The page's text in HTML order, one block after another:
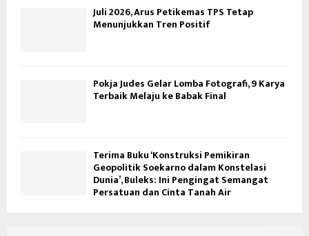
Juli 2026, Arus Petikemas TPS Tetap
Menunjukkan Tren Positif
Pokja Judes Gelar Lomba Fotografi, 9 Karya
Terbaik Melaju ke Babak Final
Terima Buku ‘Konstruksi Pemikiran
Geopolitik Soekarno dalam Konstelasi
Dunia’, Buleks: Ini Pengingat Semangat
Persatuan dan Cinta Tanah Air